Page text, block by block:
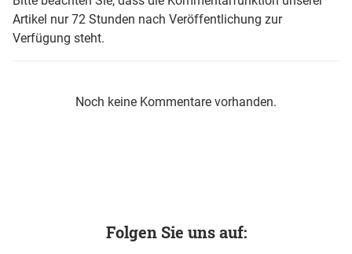
Artikel nur 72 Stunden nach Veröffentlichung zur
Verfügung steht.
Noch keine Kommentare vorhanden.
Folgen Sie uns auf: